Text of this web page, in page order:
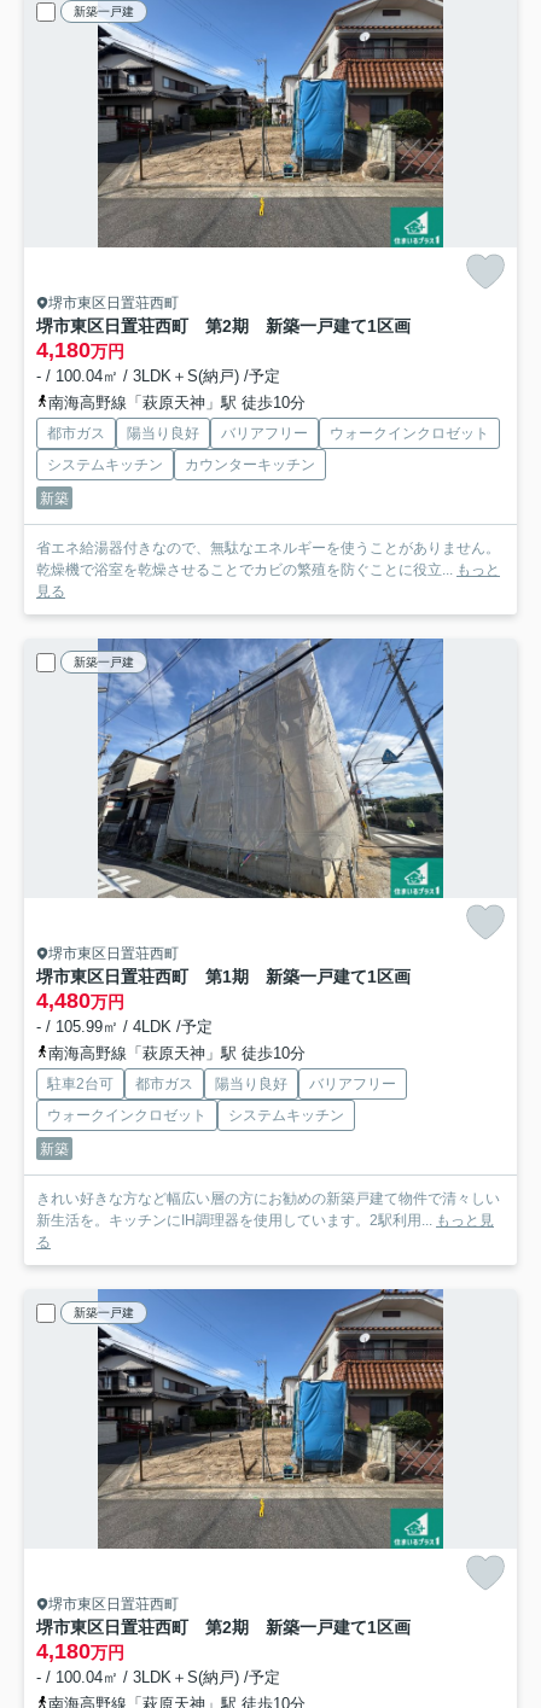
新築一戸建
堺市東区日置荘西町
堺市東区日置荘西町 第2期 新築一戸建て1区画
4,180万円
- / 100.04㎡ / 3LDK＋S(納戸) /予定
南海高野線「萩原天神」駅 徒歩10分
都市ガス 陽当り良好 バリアフリー
ウォークインクロゼット
システムキッチン
カウンターキッチン
新築
省エネ給湯器付きなので、無駄なエネルギーを使うことがありません。
乾燥機で浴室を乾燥させることでカビの繁殖を防ぐことに役立... もっと
見る
新築一戸建
堺市東区日置荘西町
堺市東区日置荘西町 第1期 新築一戸建て1区画
4,480万円
- / 105.99㎡ / 4LDK /予定
南海高野線「萩原天神」駅 徒歩10分
駐車2台可 都市ガス 陽当り良好
バリアフリー
ウォークインクロゼット
システムキッチン
新築
きれい好きな方など幅広い層の方にお勧めの新築戸建て物件で清々しい
新生活を。キッチンにIH調理器を使用しています。2駅利用... もっと見
る
新築一戸建
堺市東区日置荘西町
堺市東区日置荘西町 第2期 新築一戸建て1区画
4,180万円
- / 100.04㎡ / 3LDK＋S(納戸) /予定
南海高野線「萩原天神」駅 徒歩10分